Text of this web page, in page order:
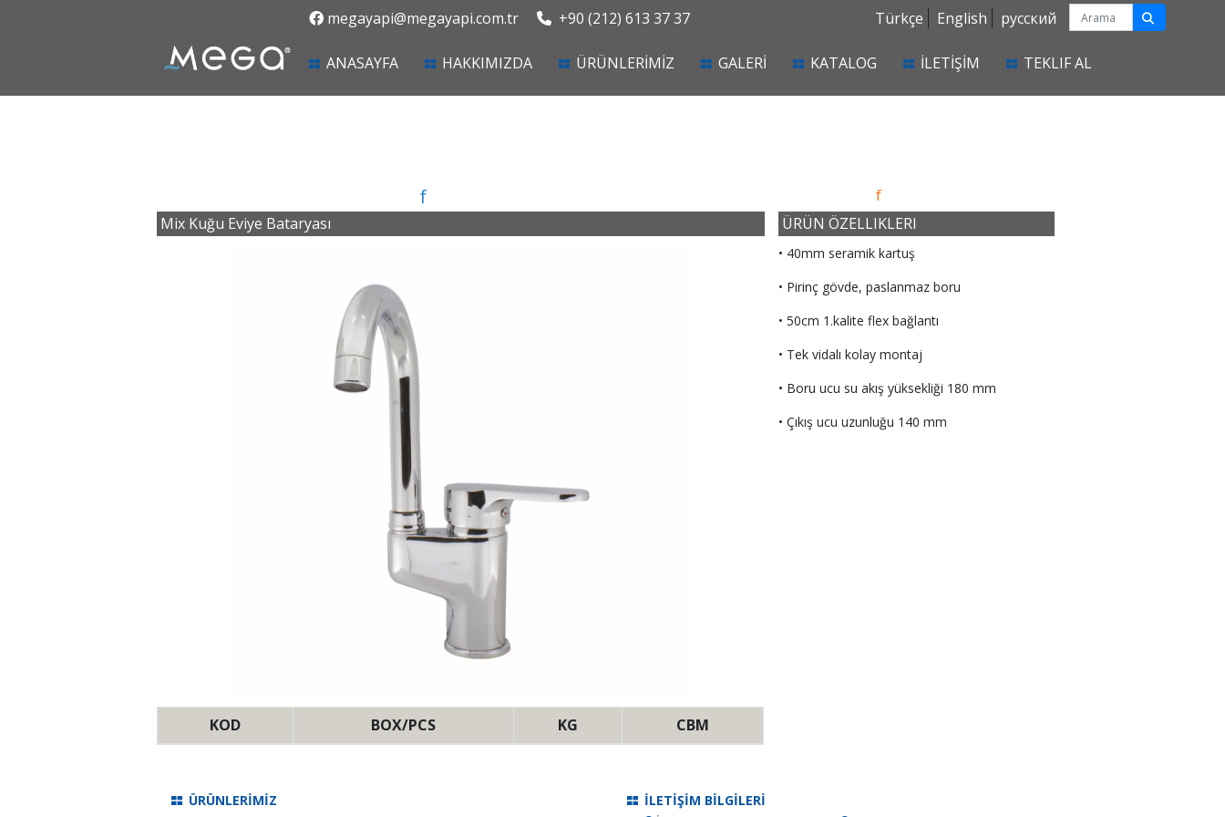
megayapi@megayapi.com.tr +90 (212) 613 37 37 Türkçe English русский
ANASAYFA(current)HAKKIMIZDA ÜRÜNLERİMİZ GALERİ KATALOG İLETİŞİM TEKLIF AL
f f
Mix Kuğu Eviye Bataryası
KOD BOX/PCS KG CBM
ÜRÜN ÖZELLIKLERI
• 40mm seramik kartuş
• Pirinç gövde, paslanmaz boru
• 50cm 1.kalite flex bağlantı
• Tek vidalı kolay montaj
• Boru ucu su akış yüksekliği 180 mm
• Çıkış ucu uzunluğu 140 mm
ÜRÜNLERİMİZ İLETİŞİM BİLGİLERİ